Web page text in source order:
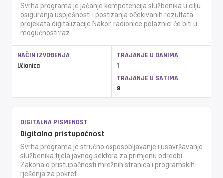
Svrha programa je jačanje kompetencija službenika u cilju
osiguranja uspješnosti i postizanja očekivanih rezultata
projekata digitalizacije.Nakon radionice polaznici će biti u
mogućnosti:raz...
NAČIN IZVOĐENJA
Učionica
TRAJANJE U DANIMA
1
TRAJANJE U SATIMA
8
DIGITALNA PISMENOST
Digitalna pristupačnost
Svrha programa je stručno osposobljavanje i usavršavanje
službenika tijela javnog sektora za primjenu odredbi
Zakona o pristupačnosti mrežnih stranica i programskih
rješenja za pokret...